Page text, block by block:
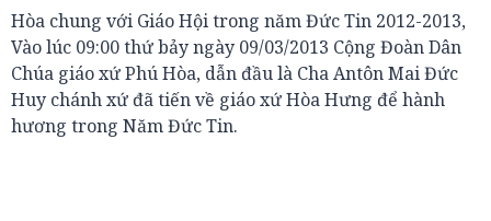
Hòa chung với Giáo Hội trong năm Đức Tin 2012-2013,
Vào lúc 09:00 thứ bảy ngày 09/03/2013 Cộng Đoàn Dân
Chúa giáo xứ Phú Hòa, dẫn đầu là Cha Antôn Mai Đức
Huy chánh xứ đã tiến về giáo xứ Hòa Hưng để hành
hương trong Năm Đức Tin.